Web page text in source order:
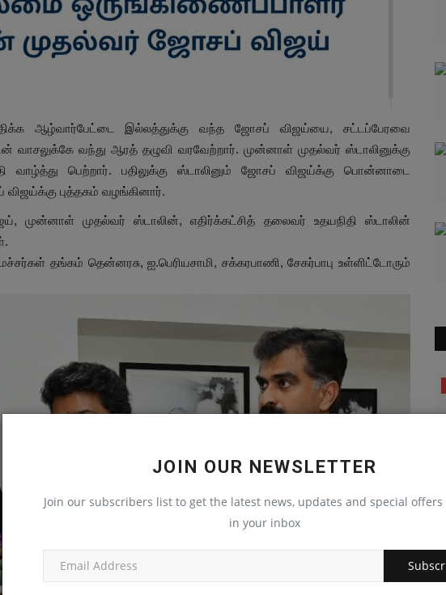
JOIN OUR NEWSLETTER
Join our subscribers list to get the latest news, updates and special
in your inbox
ஆழ்வார்பேட்டை இல்லத்துக்கு வந்த ஜோசப் விஜய்யை, சட்டப்பேரவை
வாசலுக்கே வந்து ஆரத் தழுவி வரவேற்றார். முன்னாள் முதல்வர் ஸ்டாலினுக்கு
பெற்றார். பதிலுக்கு ஸ்டாலினும் ஜோசப் விஜய்க்கு பொன்னாடை
புத்தகம் வழங்கினார்.
முன்னாள் முதல்வர் ஸ்டாலின், எதிர்க்கட்சித் தலைவர் உதயநிதி ஸ்டாலின்
தங்கம் தென்னரசு, ஐ.பெரியசாமி, சக்கரபாணி, சேகர்பாபு உள்ளிட்டோரும்
சாம்பியனான
டீம்!
100 நாள் வேலை செய்யும் மூதாட்டிக்கு ₹2.79
கோடி ஜிஎஸ்டி...